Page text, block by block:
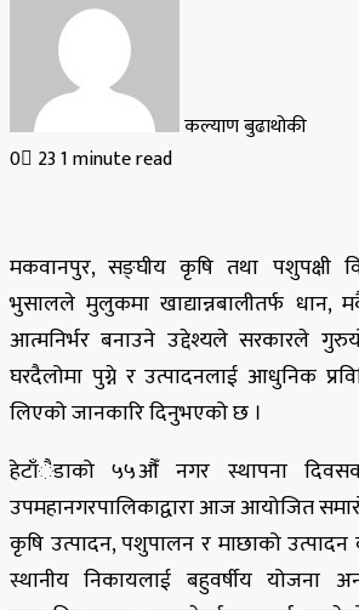
कल्याण बुढाथोकी
0 231 minute read
मकवानपुर, सङ्घीय कृषि तथा पशुपक्षी
भुसालले मुलुकमा खाद्यान्नबालीतर्फ धान,
आत्मनिर्भर बनाउने उद्देश्यले सरकारले
घरदैलोमा पुग्ने र उत्पादनलाई आधुनिक
लिएको जानकारि दिनुभएको छ ।
हेटाँैडाको ५५औँ नगर स्थापना
उपमहानगरपालिकाद्वारा आज आयोजित
कृषि उत्पादन, पशुपालन र माछाको उत्पादन
स्थानीय निकायलाई बहुवर्षीय योजना